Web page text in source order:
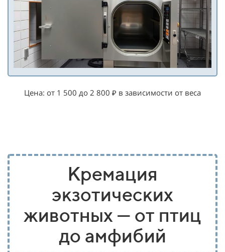
Цена: от 1 500 до 2 800 ₽ в зависимости от веса
Кремация
экзотических
животных — от птиц
до амфибий